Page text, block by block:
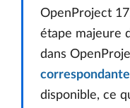
OpenProject
étape majeure
dans
disponible, ce